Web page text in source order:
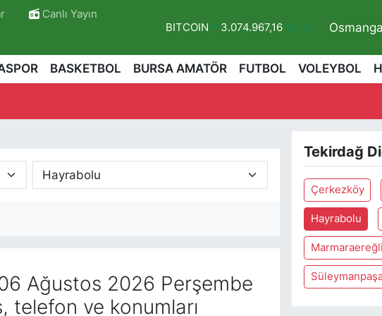
Canlı Yayın
BITCOIN 3.074.967,16 %0.69
DOLAR
47,5986 %0.06
%48
BASKETBOL BURSA AMATÖR FUTBOL VOLEYBOL
Ağustos 2026 Perşembe
telefon ve konumları
Tekirdağ
Çerkezköy
Hayrabolu